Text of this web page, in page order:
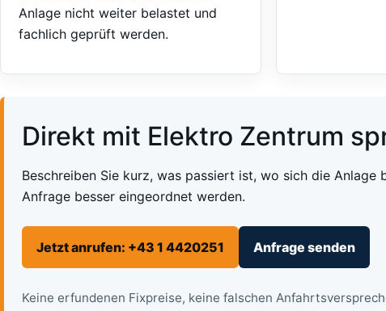
Anlage nicht weiter belastet und
fachlich geprüft werden.
Direkt mit Elektro Zentrum
Beschreiben Sie kurz, was passiert ist, wo sich die
Anfrage besser eingeordnet werden.
Jetzt anrufen: +43 1 4420251 Anfrage senden
Keine erfundenen Fixpreise, keine falschen